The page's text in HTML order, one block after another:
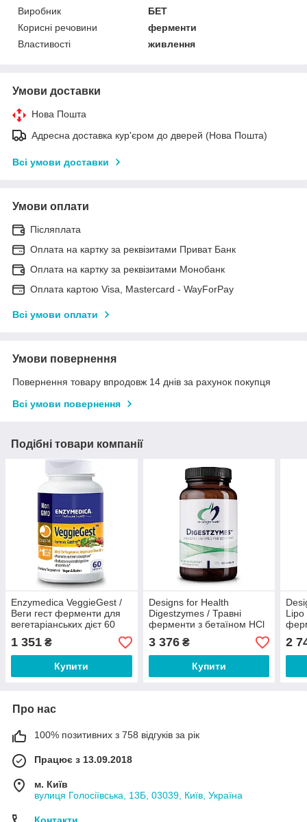
Виробник
БЕТ
Корисні речовини
ферменти
Властивості
живлення
Умови доставки
Нова Пошта
Адресна доставка кур'єром до дверей (Нова Пошта)
Всі умови доставки
Умови оплати
Післяплата
Оплата на картку за реквізитами Приват Банк
Оплата на картку за реквізитами Монобанк
Оплата картою Visa, Mastercard - WayForPay
Всі умови оплати
Умови повернення
Повернення товару впродовж 14 днів за рахунок покупця
Всі умови повернення
Подібні товари компанії
Enzymedica VeggieGest /
Веги гест ферменти для
вегетаріанських дієт 60
капсул
1 351 ₴
Купити
Designs for Health
Digestzymes / Травні
ферменти з бетаїном HCl
180 капсул
3 376₴
Купити
Lipo
2
Про нас
100% позитивних з 758 відгуків за рік
Працює з 13.09.2018
м. Київ
вулиця Голосіївська, 13Б, 03039, Київ, Україна